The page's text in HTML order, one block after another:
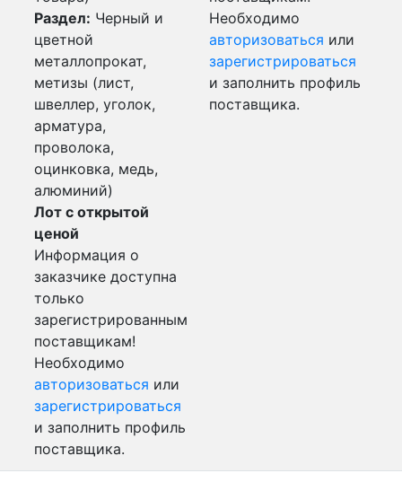
Раздел: Черный и
цветной
металлопрокат,
метизы (лист,
швеллер, уголок,
арматура,
проволока,
оцинковка, медь,
алюминий)
Лот с открытой
ценой
Информация о
заказчике доступна
только
зарегистрированным
поставщикам!
Необходимо
авторизоваться или
зарегистрироваться
и заполнить профиль
поставщика.
Необходимо
авторизоваться или
зарегистрироваться
и заполнить профиль
поставщика.